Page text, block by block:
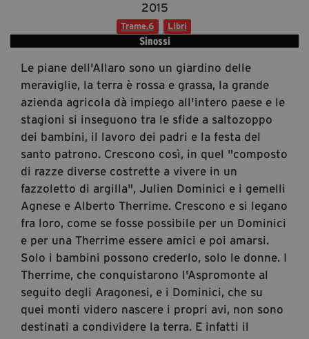
segreteria@tramefestival.it
info@tramefestival.it
+39 346 954 4078
Sinossi
Le piane dell'Allaro sono un giardino delle
meraviglie, la terra è rossa e grassa, la grande
azienda agricola dà impiego all'intero paese e le
stagioni si inseguono tra le sfide a saltozoppo
dei bambini, il lavoro dei padri e la festa del
santo patrono. Crescono così, in quel "composto
di razze diverse costrette a vivere in un
fazzoletto di argilla", Julien Dominici e i gemelli
Agnese e Alberto Therrime. Crescono e si legano
fra loro, come se fosse possibile per un Dominici
e per una Therrime essere amici e poi amarsi.
Solo i bambini possono crederlo, solo le donne. I
Therrime, che conquistarono l'Aspromonte al
seguito degli Aragonesi, e i Dominici, che su
quei monti videro nascere i propri avi, non sono
destinati a condividere la terra. E infatti il
2015
Trame.6 Libri